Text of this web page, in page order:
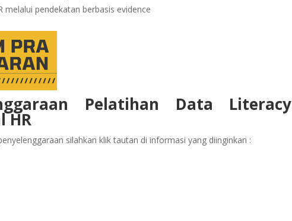
melalui pendekatan berbasis evidence
Pelatihan Data Literacy
HR
silahkan klik tautan di informasi yang diinginkan :